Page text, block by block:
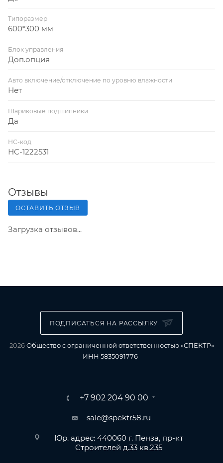
Типоразмер
600*300 мм
Блок управления
Доп.опция
Авто включение/отключение по уровню влажности
Нет
Шариковые подшипники
Да
НС-код
НС-1222531
Отзывы
ОСТАВИТЬ ОТЗЫВ
Загрузка отзывов...
ПОДПИСАТЬСЯ НА РАССЫЛКУ
2026Общество с ограниченной ответственностью «СПЕКТР»
ИНН 5835091776
+7 902 204 90 00
sale@spektr58.ru
Юр. адрес: 440060 г. Пенза, пр-кт
Строителей д.33 кв.235